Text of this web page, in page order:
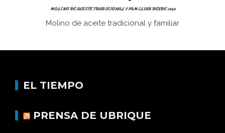
Molino de aceite tradicional y familiar
EL TIEMPO
PRENSA DE UBRIQUE